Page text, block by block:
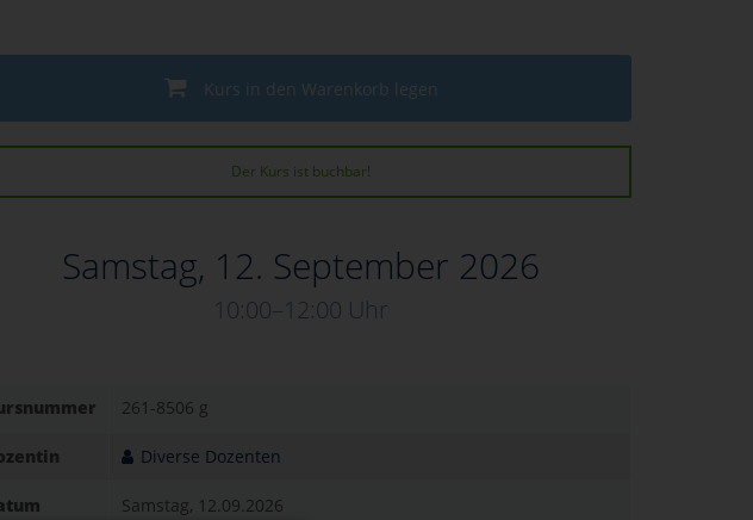
Kurs in den Warenkorb legen
Der Kurs ist buchbar!
Samstag, 12. September 2026
10:00–12:00 Uhr
261-8506 g
Diverse Dozenten
Samstag, 12.09.2026